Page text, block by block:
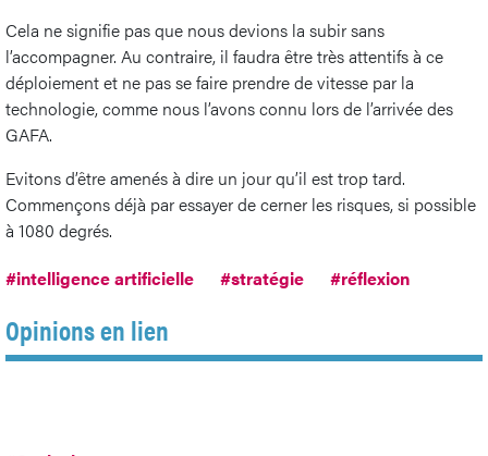
Cela ne signifie pas que nous devions la subir sans
l’accompagner. Au contraire, il faudra être très attentifs à ce
déploiement et ne pas se faire prendre de vitesse par la
technologie, comme nous l’avons connu lors de l’arrivée des
GAFA.
Evitons d’être amenés à dire un jour qu’il est trop tard.
Commençons déjà par essayer de cerner les risques, si possible
à 1080 degrés.
#intelligence artificielle
#stratégie #réflexion
Opinions en lien